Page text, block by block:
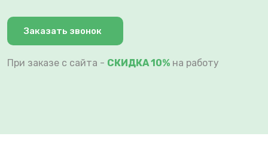
Заказать звонок
При заказе с сайта - СКИДКА 10% на работу